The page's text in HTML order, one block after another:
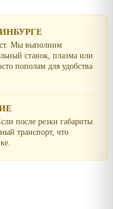
Мы выполним
станок, плазма или
пополам для удобства
после резки габариты
транспорт, что